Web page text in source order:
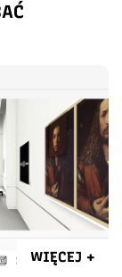
WIĘCEJ +